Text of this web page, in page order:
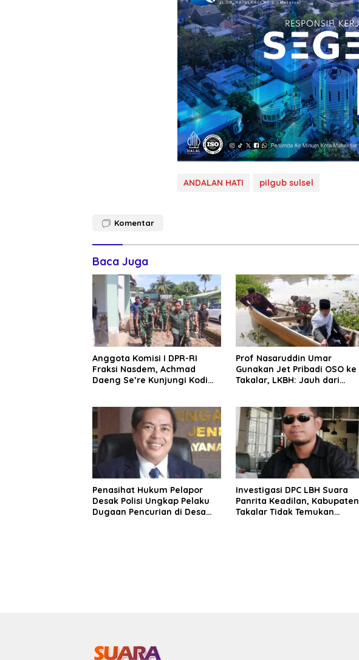
ANDALAN HATI pilgub sulsel
Komentar
Baca Juga
Anggota Komisi I DPR-RI
Fraksi Nasdem, Achmad
Daeng Se’re Kunjungi Kodim
Aspirasi Prajurit
Prof Nasaruddin Umar
Gunakan Jet Pribadi OSO ke
Takalar, LKBH: Jauh dari
Penasihat Hukum Pelapor
Desak Polisi Ungkap Pelaku
Dugaan Pencurian di Desa
Investigasi DPC LBH Suara
Panrita Keadilan, Kabupaten
Takalar Tidak Temukan